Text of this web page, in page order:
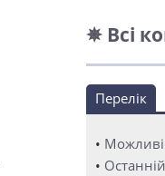
✵ Всі
Перелік
•
•